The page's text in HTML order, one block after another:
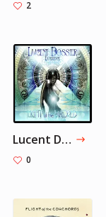
2
Lucent Dossier Experience
0